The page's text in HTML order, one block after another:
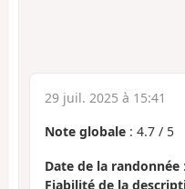
29 juil. 2025 à 15:41
Note globale : 4.7 / 5
Date de la randonnée
Fiabilité de la